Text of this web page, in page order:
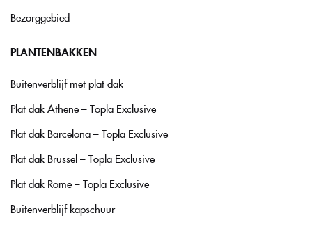
Bezorggebied
PLANTENBAKKEN
Buitenverblijf met plat dak
Plat dak Athene – Topla Exclusive
Plat dak Barcelona – Topla Exclusive
Plat dak Brussel – Topla Exclusive
Plat dak Rome – Topla Exclusive
Buitenverblijf kapschuur